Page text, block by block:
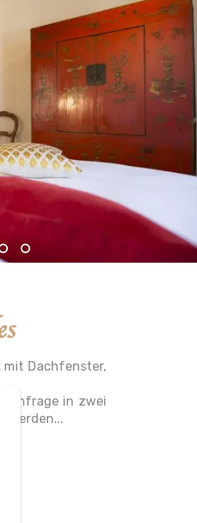
mit Dachfenster,
Anfrage in zwei
werden...